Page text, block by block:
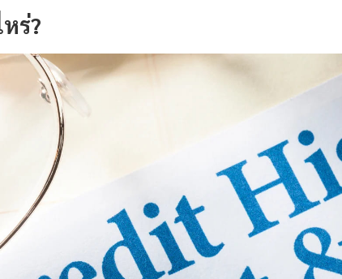
ร่?